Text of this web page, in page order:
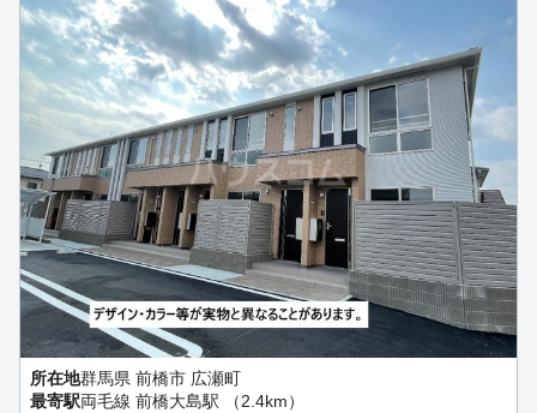
所在地群馬県 前橋市 広瀬町
最寄駅両毛線 前橋大島駅 （2.4km）